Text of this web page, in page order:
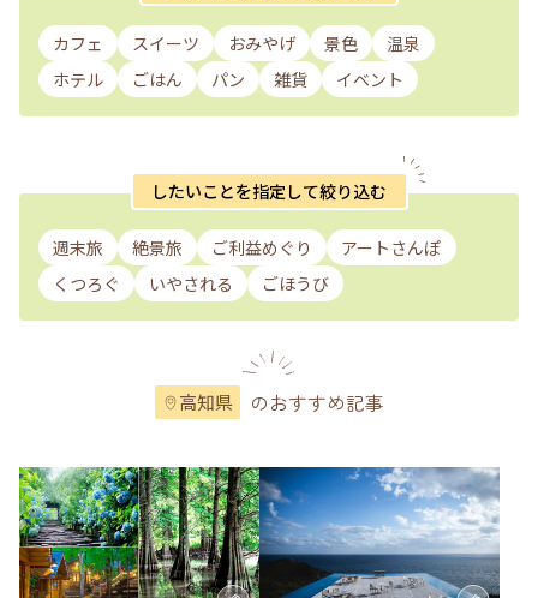
カフェ スイーツ おみやげ 景色
温泉
ホテル
ごはん パン 雑貨 イベント
したいことを指定して絞り込む
週末旅 絶景旅 ご利益めぐり
アートさんぽ
くつろぐ
いやされる ごほうび
高知県 のおすすめ記事